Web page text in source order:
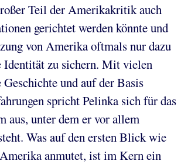
Teil der Amerikakritik auch
gerichtet werden könnte und
von Amerika oftmals nur dazu
Identität zu sichern. Mit vielen
und auf der Basis
spricht Pelinka sich für das
aus, unter dem er vor allem
Was auf den ersten Blick wie
anmutet, ist im Kern ein